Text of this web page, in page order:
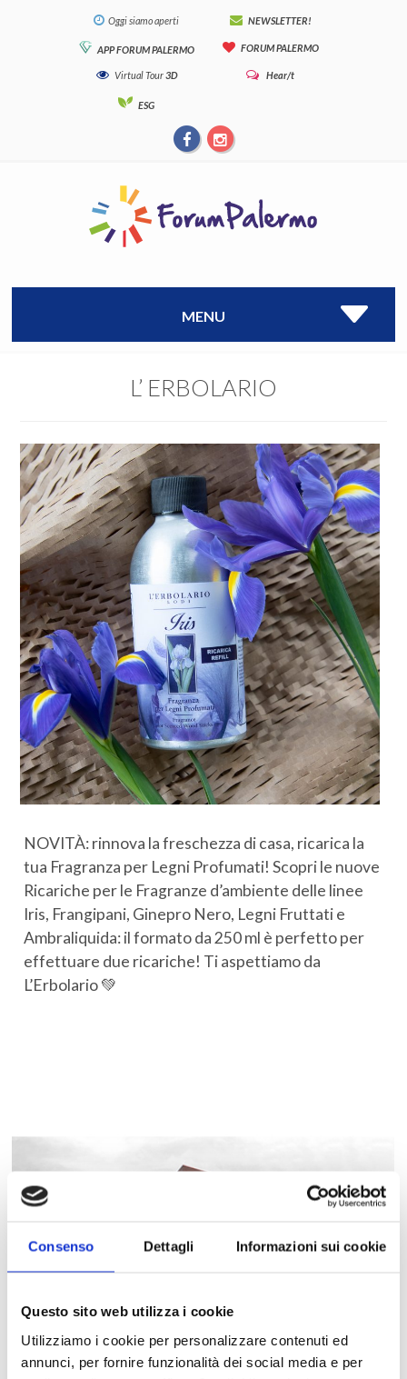
Consenso Dettagli Informazioni sui cookie
Questo sito web utilizza i cookie
Utilizziamo i cookie per personalizzare contenuti ed
annunci, per fornire funzionalità dei social media e per
Oggi siamo aperti NEWSLETTER!
APP FORUM PALERMO FORUM PALERMO
Virtual Tour3D Hear/t
ESG
MENU
L’ ERBOLARIO
NOVITÀ: rinnova la freschezza di casa, ricarica la
tua Fragranza per Legni Profumati! Scopri le nuove
Ricariche per le Fragranze d’ambiente delle linee
Iris, Frangipani, Ginepro Nero, Legni Fruttati e
Ambraliquida: il formato da 250 ml è perfetto per
effettuare due ricariche! Ti aspettiamo da
L’Erbolario 💚